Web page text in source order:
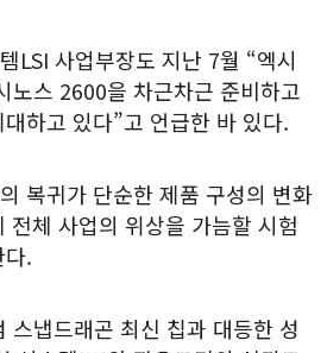
LSI 사업부장도 지난 7월 “엑시
노스 2600을 차근차근 준비하고
하고 있다”고 언급한 바 있다.
복귀가 단순한 제품 구성의 변화
전체 사업의 위상을 가늠할 시험
.
스냅드래곤 최신 칩과 대등한 성